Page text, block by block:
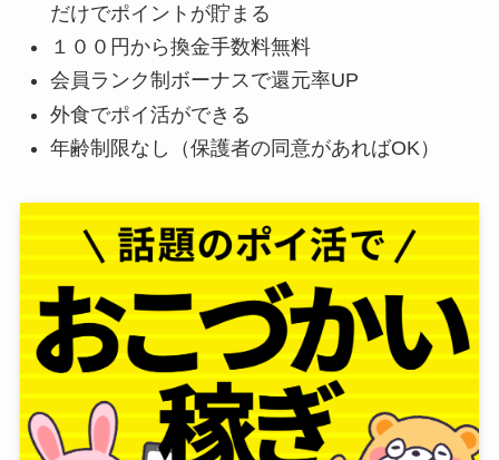
だけでポイントが貯まる
１００円から換金手数料無料
会員ランク制ボーナスで還元率UP
外食でポイ活ができる
年齢制限なし（保護者の同意があればOK）